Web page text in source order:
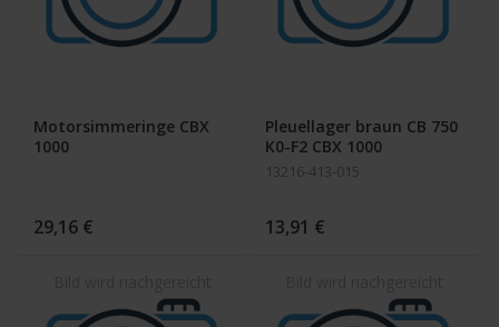
Motorsimmeringe CBX
1000
29,16 €
Pleuellager braun CB 750
K0-F2 CBX 1000
13216-413-015
13,91 €